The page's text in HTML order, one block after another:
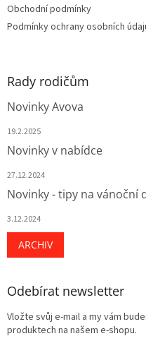
Obchodní podmínky
Podmínky ochrany osobních
Rady rodičům
Novinky Avova
19.2.2025
Novinky v nabídce
27.12.2024
Novinky - tipy na vánoční
3.12.2024
ARCHIV
Odebírat newsletter
Vložte svůj e-mail a my vám
produktech na našem e-shopu.